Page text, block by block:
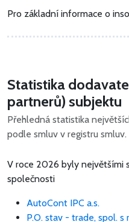
Pro základní informace o
Statistika
partnerů) subjektu
Přehledná statistika
podle smluv v registru smluv.
V roce 2026 byly největšími
společnosti
AutoCont IPC a.s.
P.O. stav - trade, spol. s